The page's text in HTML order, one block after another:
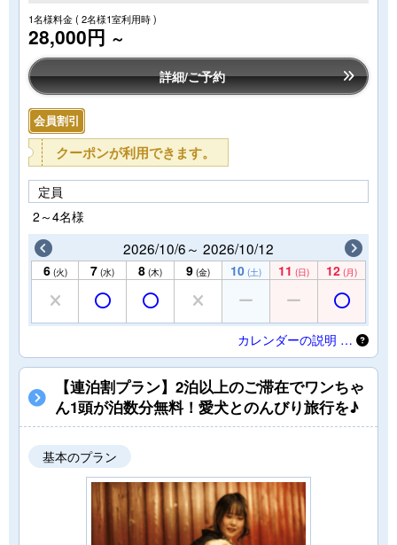
1名様料金( 2名様1室利用時 )
28,000円 ～
詳細/ご予約
会員割引
クーポンが利用できます。
定員
2～4名様
2026/10/6～ 2026/10/12
6 (火) 7 (水) 8 (木) 9 (金) 10 (土) 11 (日) 12 (月)
カレンダーの説明 …
【連泊割プラン】2泊以上のご滞在でワンちゃ
ん1頭が泊数分無料！愛犬とのんびり旅行を♪
基本のプラン